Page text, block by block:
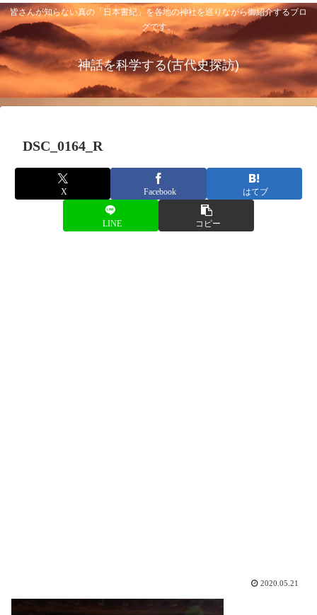
皆さんが知らない真の「日本書紀」を各地の神社を巡りながら御紹介するブロ
グです。
神話を科学する(古代史探訪)
DSC_0164_R
X Facebook はてブ
LINE コピー
2020.05.21